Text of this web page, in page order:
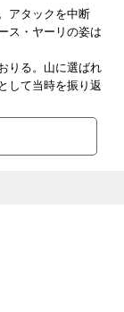
アタックを中断
ス・ヤーリの姿は
りる。山に選ばれ
して当時を振り返